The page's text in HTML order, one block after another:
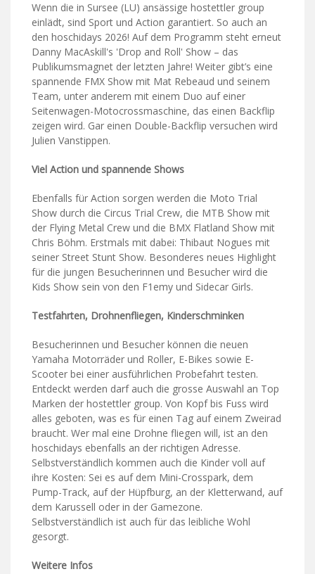
Wenn die in Sursee (LU) ansässige hostettler group
einlädt, sind Sport und Action garantiert. So auch an
den hoschidays 2026! Auf dem Programm steht erneut
Danny MacAskill's 'Drop and Roll' Show – das
Publikumsmagnet der letzten Jahre! Weiter gibt’s eine
spannende FMX Show mit Mat Rebeaud und seinem
Team, unter anderem mit einem Duo auf einer
Seitenwagen-Motocrossmaschine, das einen Backflip
zeigen wird. Gar einen Double-Backflip versuchen wird
Julien Vanstippen.
Viel Action und spannende Shows
Ebenfalls für Action sorgen werden die Moto Trial
Show durch die Circus Trial Crew, die MTB Show mit
der Flying Metal Crew und die BMX Flatland Show mit
Chris Böhm. Erstmals mit dabei: Thibaut Nogues mit
seiner Street Stunt Show. Besonderes neues Highlight
für die jungen Besucherinnen und Besucher wird die
Kids Show sein von den F1emy und Sidecar Girls.
Testfahrten, Drohnenfliegen, Kinderschminken
Besucherinnen und Besucher können die neuen
Yamaha Motorräder und Roller, E-Bikes sowie E-
Scooter bei einer ausführlichen Probefahrt testen.
Entdeckt werden darf auch die grosse Auswahl an Top
Marken der hostettler group. Von Kopf bis Fuss wird
alles geboten, was es für einen Tag auf einem Zweirad
braucht. Wer mal eine Drohne fliegen will, ist an den
hoschidays ebenfalls an der richtigen Adresse.
Selbstverständlich kommen auch die Kinder voll auf
ihre Kosten: Sei es auf dem Mini-Crosspark, dem
Pump-Track, auf der Hüpfburg, an der Kletterwand, auf
dem Karussell oder in der Gamezone.
Selbstverständlich ist auch für das leibliche Wohl
gesorgt.
Weitere Infos